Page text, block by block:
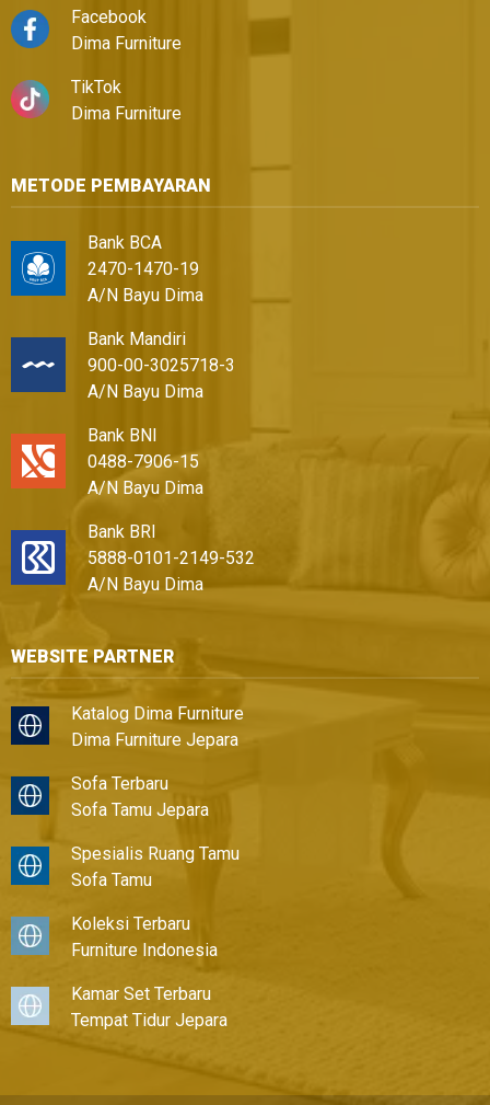
Facebook
Dima Furniture
TikTok
Dima Furniture
METODE PEMBAYARAN
Bank BCA
2470-1470-19
A/N Bayu Dima
Bank Mandiri
900-00-3025718-3
A/N Bayu Dima
Bank BNI
0488-7906-15
A/N Bayu Dima
Bank BRI
5888-0101-2149-532
A/N Bayu Dima
WEBSITE PARTNER
Katalog Dima Furniture
Dima Furniture Jepara
Sofa Terbaru
Sofa Tamu Jepara
Spesialis Ruang Tamu
Sofa Tamu
Koleksi Terbaru
Furniture Indonesia
Kamar Set Terbaru
Tempat Tidur Jepara